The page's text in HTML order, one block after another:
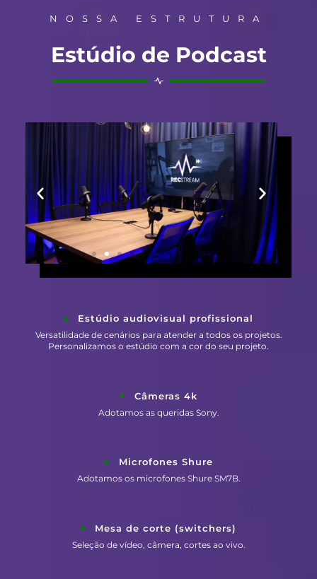
NOSSA ESTRUTURA
Estúdio de Podcast
Estúdio audiovisual profissional
Versatilidade de cenários para atender a todos os projetos.
Personalizamos o estúdio com a cor do seu projeto.
Câmeras 4k
Adotamos as queridas Sony.
Microfones Shure
Adotamos os microfones Shure SM7B.
Mesa de corte (switchers)
Seleção de vídeo, câmera, cortes ao vivo.